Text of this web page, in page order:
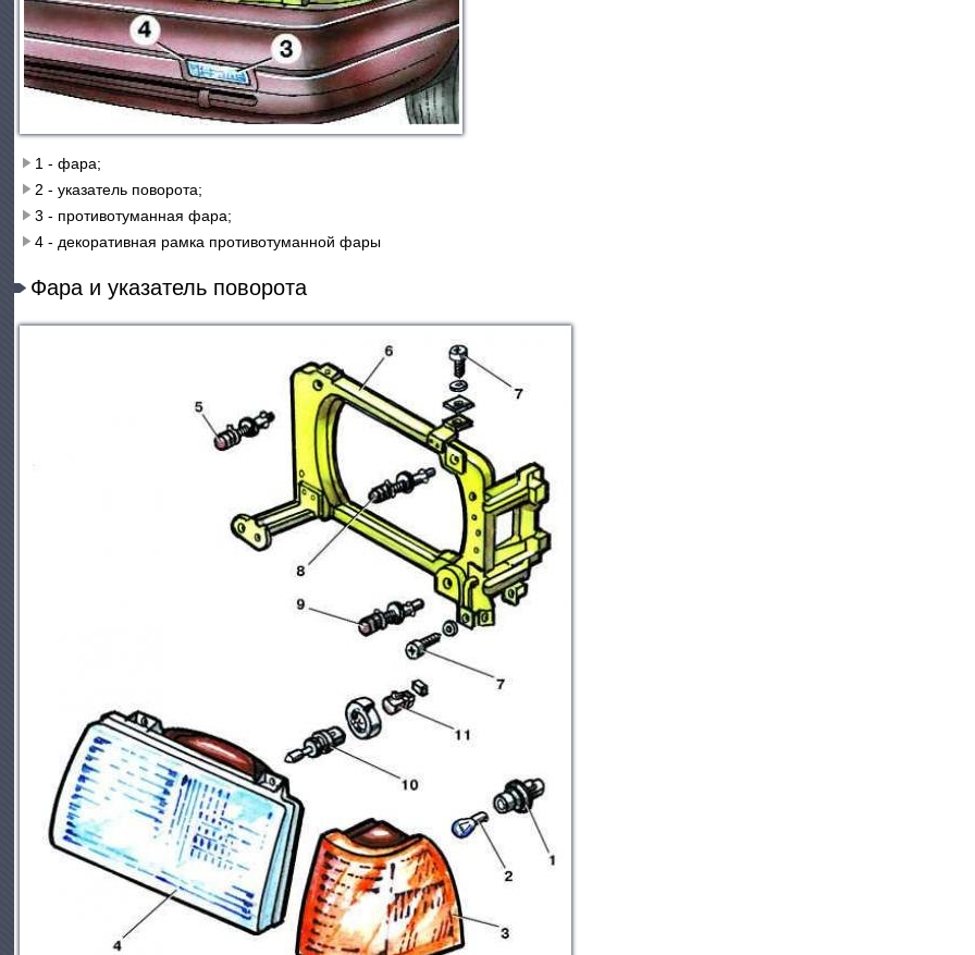
1 - фара;
2 - указатель поворота;
3 - противотуманная фара;
4 - декоративная рамка противотуманной фары
Фара и указатель поворота